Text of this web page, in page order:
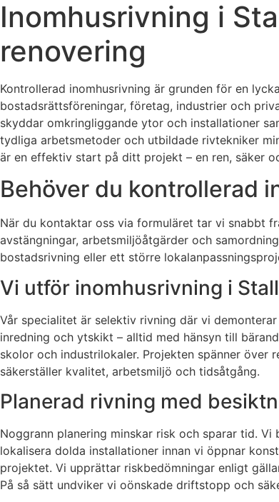
Inomhusrivning i
renovering
Kontrollerad inomhusrivning är grunden för en
bostadsrättsföreningar, företag, industrier och
skyddar omkringliggande ytor och installationer
tydliga arbetsmetoder och utbildade rivtekniker
är en effektiv start på ditt projekt – en ren, säker
Behöver du kontrollerad
När du kontaktar oss via formuläret tar vi snabbt
avstängningar, arbetsmiljöåtgärder och
bostadsrivning eller ett större
Vi utför inomhusrivning i
Vår specialitet är selektiv rivning där vi
inredning och ytskikt – alltid med hänsyn till
skolor och industrilokaler. Projekten spänner över
säkerställer kvalitet, arbetsmiljö och tidsåtgång.
Planerad rivning med
Noggrann planering minskar risk och sparar tid.
lokalisera dolda installationer innan vi öppnar
projektet. Vi upprättar riskbedömningar enligt
På så sätt undviker vi oönskade driftstopp och